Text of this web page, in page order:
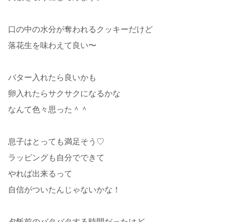
口の中の水分が奪われるクッキーだけど
落花生を味わえて良い〜
バター入れたら良いかも
卵入れたらサクサクになるかな
なんて色々思った＾＾
息子はとっても満足そう♡
ラッピングも自分でできて
やれば出来るって
自信がついたんじゃないかな！